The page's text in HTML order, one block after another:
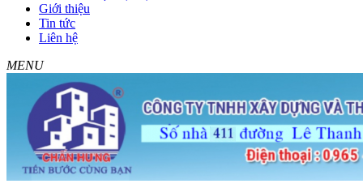
Giới thiệu
Tin tức
Liên hệ
MENU